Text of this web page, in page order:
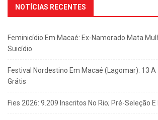
NOTÍCIAS RECENTES
Feminicídio Em Macaé: Ex-Namorado Mata
Suicídio
Festival Nordestino Em Macaé (Lagomar): 13 A
Grátis
Fies 2026: 9.209 Inscritos No Rio; Pré-Seleção